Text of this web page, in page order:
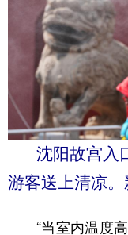
公益
文化产业
地方频道
北京
辽宁
浙江
沈阳故宫入
游客送上清凉
“当室内温度高